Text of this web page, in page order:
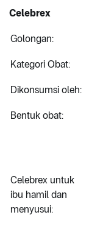
Celebrex
Golongan:
Kategori Obat:
Dikonsumsi oleh:
Bentuk obat:
Celebrex untuk
ibu hamil dan
menyusui: